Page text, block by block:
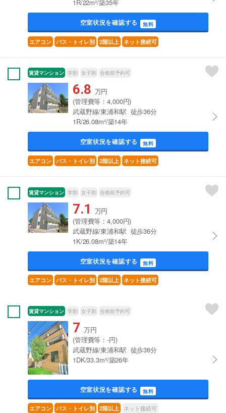
1R/22m²/築35年
空室状況を確認する 無料
エアコン バス・トイレ別 2階以上 ネット接続可
賃貸マンション 学割 女子割 合格前予約可
6.8 万円
(管理費等：4,000円)
武蔵野線/東浦和駅 徒歩36分
1R/26.08m²/築14年
空室状況を確認する 無料
エアコン バス・トイレ別 2階以上 ネット接続可
賃貸マンション 学割 女子割 合格前予約可
7.1 万円
(管理費等：4,000円)
武蔵野線/東浦和駅 徒歩36分
1K/26.08m²/築14年
空室状況を確認する 無料
エアコン バス・トイレ別 2階以上 ネット接続可
賃貸マンション 学割 女子割 合格前予約可
7 万円
(管理費等：-円)
武蔵野線/東浦和駅 徒歩36分
1DK/33.3m²/築26年
空室状況を確認する 無料
エアコン バス・トイレ別 2階以上 ネット接続可